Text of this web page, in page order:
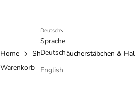
Deutsch
Sprache
Deutsch
English
Home Shop Räucherstäbchen &
Warenkorb